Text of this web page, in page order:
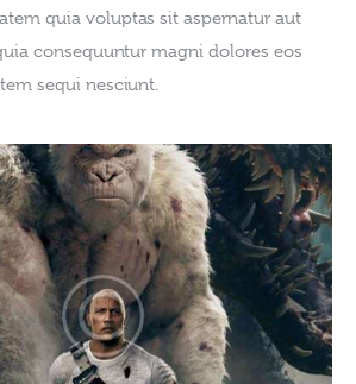
quia voluptas sit aspernatur aut
consequuntur magni dolores eos
sequi nesciunt.